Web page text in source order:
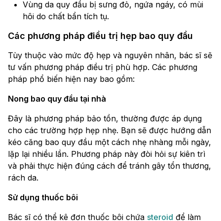
Vùng da quy đầu bị sưng đỏ, ngứa ngáy, có mùi
hôi do chất bẩn tích tụ.
Các phương pháp điều trị hẹp bao quy đầu
Tùy thuộc vào mức độ hẹp và nguyên nhân, bác sĩ sẽ
tư vấn phương pháp điều trị phù hợp. Các phương
pháp phổ biến hiện nay bao gồm:
Nong bao quy đầu tại nhà
Đây là phương pháp bảo tồn, thường được áp dụng
cho các trường hợp hẹp nhẹ. Bạn sẽ được hướng dẫn
kéo căng bao quy đầu một cách nhẹ nhàng mỗi ngày,
lặp lại nhiều lần. Phương pháp này đòi hỏi sự kiên trì
và phải thực hiện đúng cách để tránh gây tổn thương,
rách da.
Sử dụng thuốc bôi
Bác sĩ có thể kê đơn thuốc bôi chứa steroid để làm